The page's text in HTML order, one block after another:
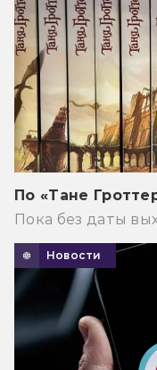
По «Тане
Пока без даты
Новости